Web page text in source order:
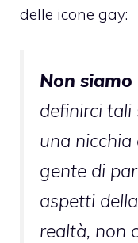
delle icone gay:
Non siamo
definirci tali
una
gente di
aspetti
realtà, non